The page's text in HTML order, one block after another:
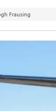
Frausing